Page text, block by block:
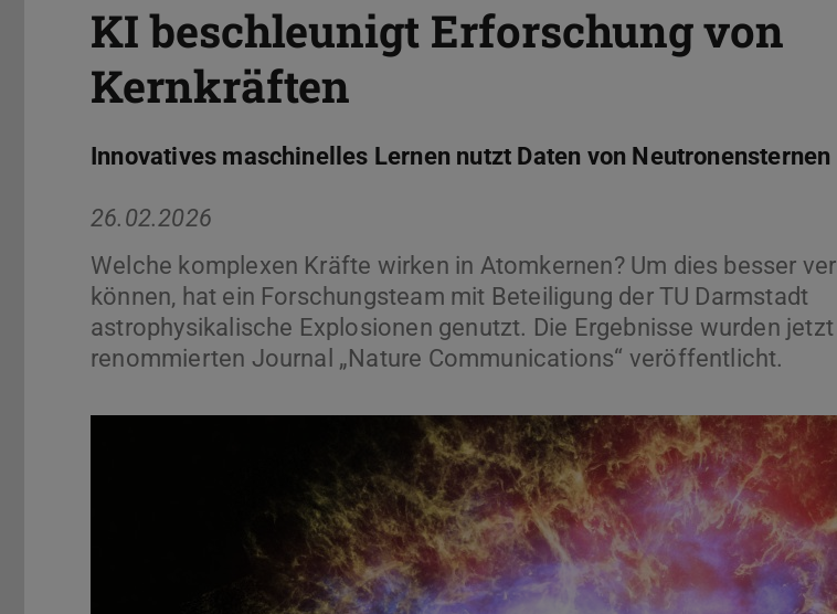
KI beschleunigt Erforschung von
Kernkräften
Innovatives maschinelles Lernen nutzt Daten von Neutronensternen
26.02.2026
Welche komplexen Kräfte wirken in Atomkernen? Um dies besser
können, hat ein Forschungsteam mit Beteiligung der TU Darmstadt
astrophysikalische Explosionen genutzt. Die Ergebnisse wurden
renommierten Journal „Nature Communications“ veröffentlicht.